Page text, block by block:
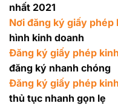
nhất 2021
Nơi đăng ký giấy phép
hình kinh doanh
Đăng ký giấy phép
đăng ký nhanh chóng
Đăng ký giấy phép
thủ tục nhanh gọn lẹ